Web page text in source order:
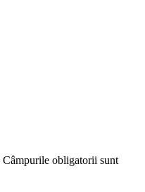
Câmpurile obligatorii sunt